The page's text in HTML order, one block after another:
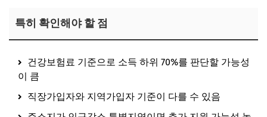
특히 확인해야 할 점
건강보험료 기준으로 소득 하위 70%를 판단할 가능성
이 큼
직장가입자와 지역가입자 기준이 다를 수 있음